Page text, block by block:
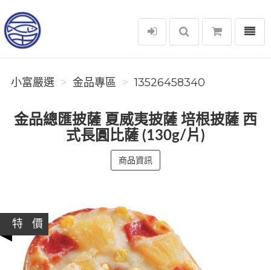
小富嚴選
選單
小富嚴選 金品專區 13526458340
金品總匯披薩 夏威夷披薩 培根披薩 西
式長圓比薩 (130g/片)
商品資訊
特 價